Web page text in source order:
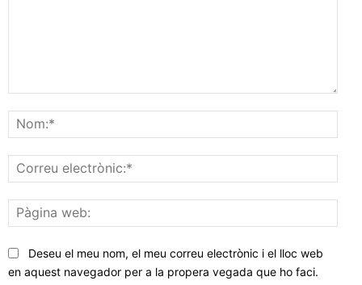
web:
Deseu el meu nom, el meu correu electrònic i el lloc web
en aquest navegador per a la propera vegada que ho faci.